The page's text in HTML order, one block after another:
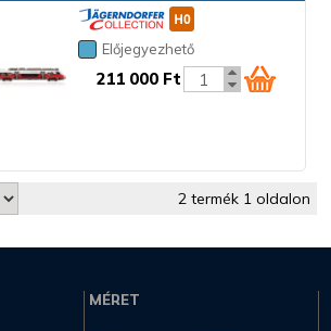
Előjegyezhető
211 000 Ft
2 termék 1 oldalon
MÉRET